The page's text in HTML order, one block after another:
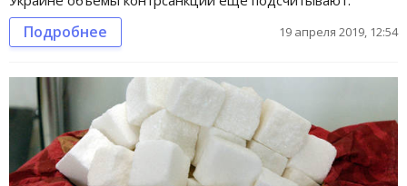
Подробнее 19 апреля 2019, 12:54